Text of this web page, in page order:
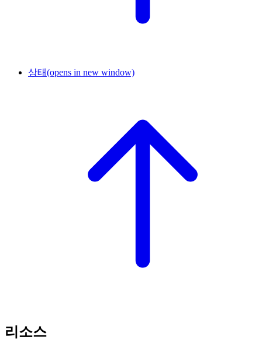
상태(opens in new window)
리소스